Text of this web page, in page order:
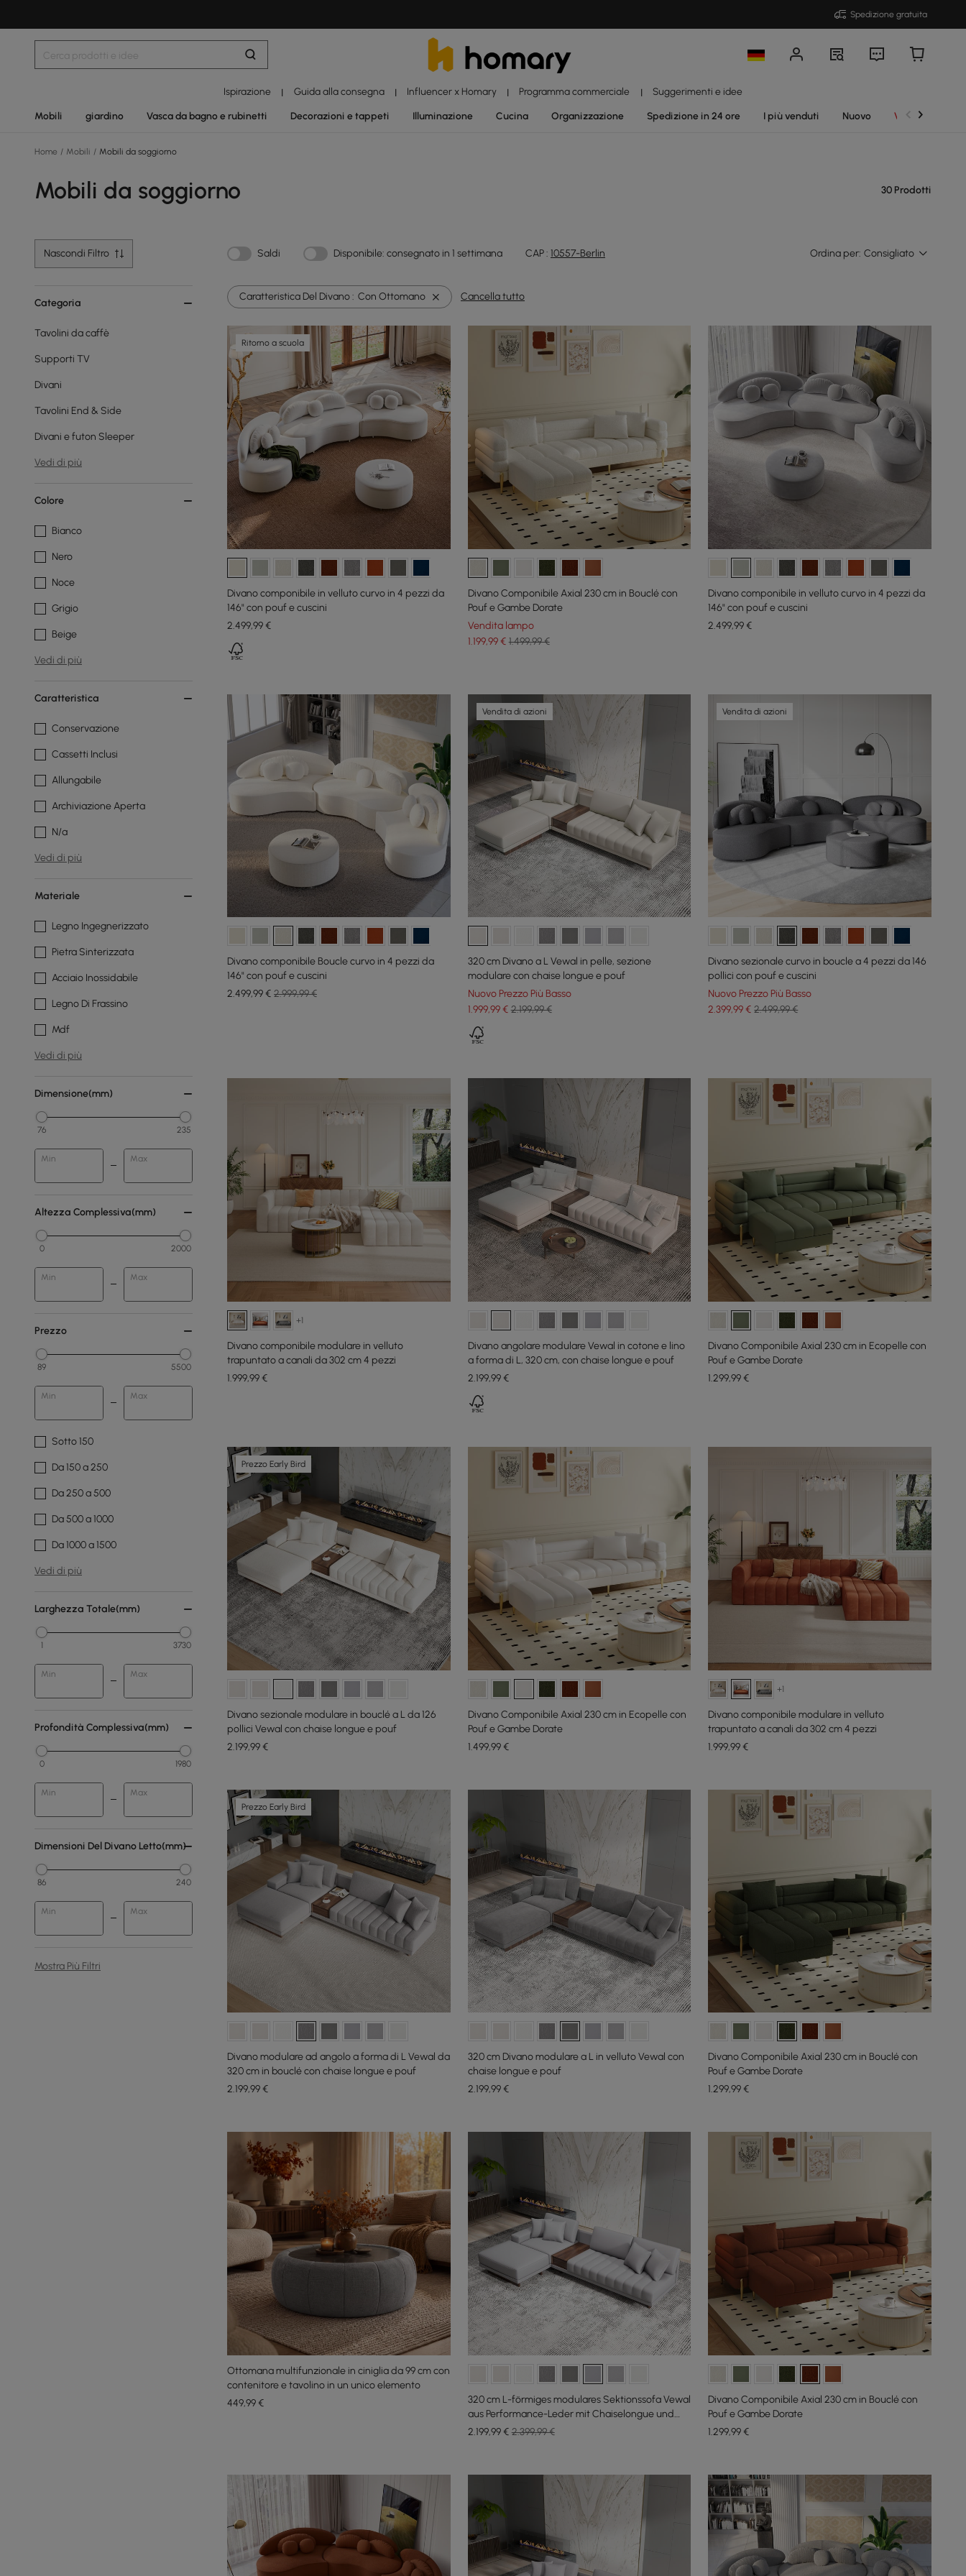
Spedizione gratuita
Ispirazione | Guida alla consegna | Influencer x Homary | Programma commerciale | Suggerimenti e idee
Mobili giardino Vasca da bagno e rubinetti Decorazioni e tappeti Illuminazione Cucina Organizzazione Spedizione in 24 ore I più venduti Nuovo Vendite
Home / Mobili / Mobili da soggiorno
Mobili da soggiorno 30 Prodotti
Nascondi Filtro Saldi Disponibile: consegnato in 1 settimana CAP : 10557-Berlin Ordina per: Consigliato
Categoria
Tavolini da caffè
Supporti TV
Divani
Tavolini End & Side
Divani e futon Sleeper
Vedi di più
Colore
Bianco
Nero
Noce
Grigio
Beige
Vedi di più
Caratteristica
Conservazione
Cassetti Inclusi
Allungabile
Archiviazione Aperta
N/a
Vedi di più
Materiale
Legno Ingegnerizzato
Pietra Sinterizzata
Acciaio Inossidabile
Legno Di Frassino
Mdf
Vedi di più
Dimensione(mm)
76 235
Min Max
Altezza Complessiva(mm)
0 2000
Min Max
Prezzo
89 5500
Min Max
Sotto 150
Da 150 a 250
Da 250 a 500
Da 500 a 1000
Da 1000 a 1500
Vedi di più
Larghezza Totale(mm)
1 3730
Min Max
Profondità Complessiva(mm)
0 1980
Min Max
Dimensioni Del Divano Letto(mm)
86 240
Min Max
Mostra Più Filtri
Caratteristica Del Divano : Con Ottomano Cancella tutto
Ritorno a scuola
Divano componibile in velluto curvo in 4 pezzi da
146" con pouf e cuscini
2.499,99€
Divano Componibile Axial 230 cm in Bouclé con
Pouf e Gambe Dorate
Vendita lampo
1.199,99€ 1.499,99 €
Divano componibile in velluto curvo in 4 pezzi da
146" con pouf e cuscini
2.499,99€
Divano componibile Boucle curvo in 4 pezzi da
146" con pouf e cuscini
2.499,99€ 2.999,99 €
Vendita di azioni
320 cm Divano a L Vewal in pelle, sezione
modulare con chaise longue e pouf
Nuovo Prezzo Più Basso
1.999,99€ 2.199,99 €
Vendita di azioni
Divano sezionale curvo in boucle a 4 pezzi da 146
pollici con pouf e cuscini
Nuovo Prezzo Più Basso
2.399,99€ 2.499,99 €
+1
Divano componibile modulare in velluto
trapuntato a canali da 302 cm 4 pezzi
1.999,99€
Divano angolare modulare Vewal in cotone e lino
a forma di L, 320 cm, con chaise longue e pouf
2.199,99€
Divano Componibile Axial 230 cm in Ecopelle con
Pouf e Gambe Dorate
1.299,99€
Prezzo Early Bird
Divano sezionale modulare in bouclé a L da 126
pollici Vewal con chaise longue e pouf
2.199,99€
Divano Componibile Axial 230 cm in Ecopelle con
Pouf e Gambe Dorate
1.499,99€
+1
Divano componibile modulare in velluto
trapuntato a canali da 302 cm 4 pezzi
1.999,99€
Prezzo Early Bird
Divano modulare ad angolo a forma di L Vewal da
320 cm in bouclé con chaise longue e pouf
2.199,99€
320 cm Divano modulare a L in velluto Vewal con
chaise longue e pouf
2.199,99€
Divano Componibile Axial 230 cm in Bouclé con
Pouf e Gambe Dorate
1.299,99€
Ottomana multifunzionale in ciniglia da 99 cm con
contenitore e tavolino in un unico elemento
449,99€
320 cm L-förmiges modulares Sektionssofa Vewal
aus Performance-Leder mit Chaiselongue und
Ottomane
2.199,99€ 2.399,99 €
Divano Componibile Axial 230 cm in Bouclé con
Pouf e Gambe Dorate
1.299,99€